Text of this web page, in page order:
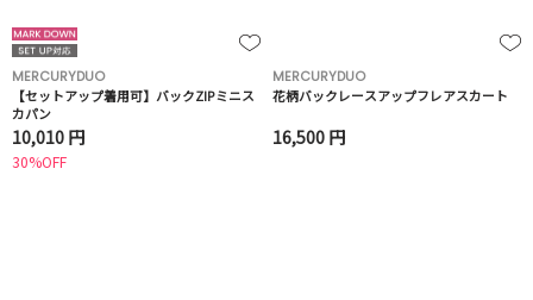
MERCURYDUO
【セットアップ着用可】バックZIPミニス
カパン
10,010 円
30%OFF
MERCURYDUO
花柄バックレースアップフレアスカート
16,500 円